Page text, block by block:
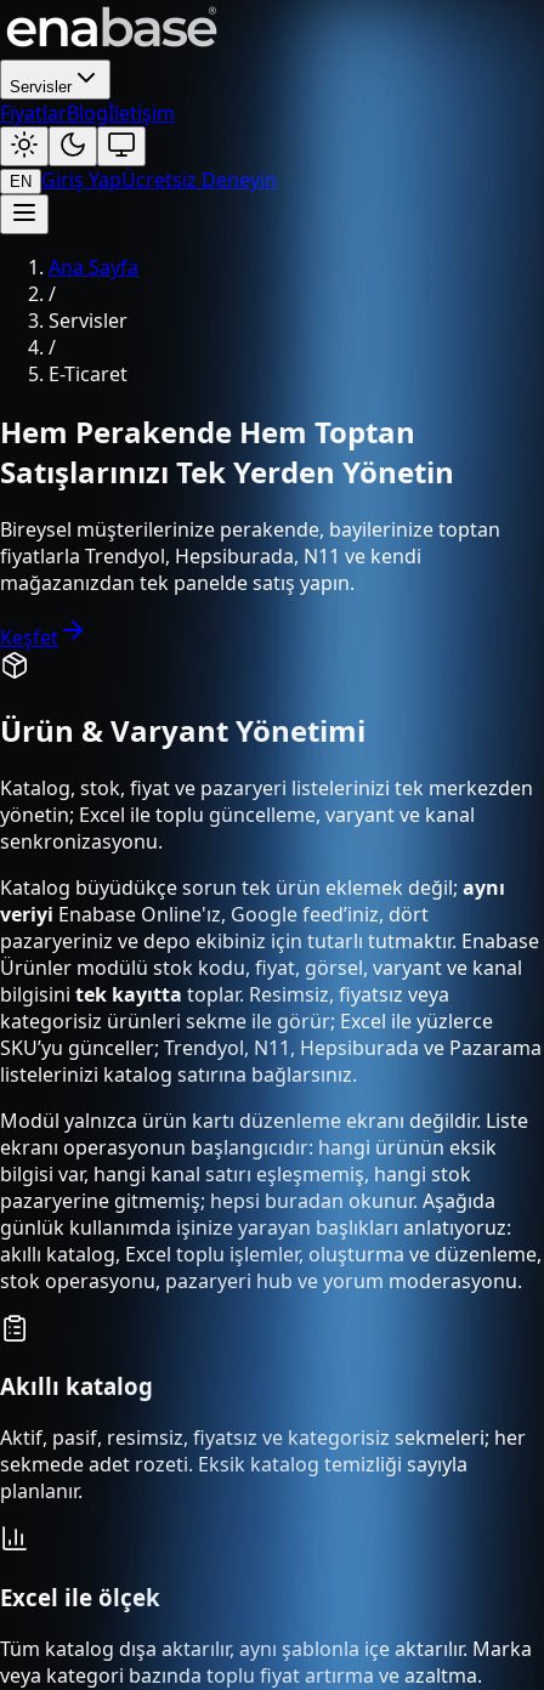
Servisler
FiyatlarBlogİletişim
EN Giriş YapÜcretsiz Deneyin
Ana Sayfa
/
Servisler
/
E-Ticaret
Hem Perakende Hem Toptan
Satışlarınızı Tek Yerden Yönetin
Bireysel müşterilerinize perakende, bayilerinize toptan
fiyatlarla Trendyol, Hepsiburada, N11 ve kendi
mağazanızdan tek panelde satış yapın.
Keşfet
Ürün & Varyant Yönetimi
Katalog, stok, fiyat ve pazaryeri listelerinizi tek merkezden
yönetin; Excel ile toplu güncelleme, varyant ve kanal
senkronizasyonu.
Katalog büyüdükçe sorun tek ürün eklemek değil; aynı
veriyi Enabase Online'ız, Google feed’iniz, dört
pazaryeriniz ve depo ekibiniz için tutarlı tutmaktır. Enabase
Ürünler modülü stok kodu, fiyat, görsel, varyant ve kanal
bilgisini tek kayıtta toplar. Resimsiz, fiyatsız veya
kategorisiz ürünleri sekme ile görür; Excel ile yüzlerce
SKU’yu günceller; Trendyol, N11, Hepsiburada ve Pazarama
listelerinizi katalog satırına bağlarsınız.
Modül yalnızca ürün kartı düzenleme ekranı değildir. Liste
ekranı operasyonun başlangıcıdır: hangi ürünün eksik
bilgisi var, hangi kanal satırı eşleşmemiş, hangi stok
pazaryerine gitmemiş; hepsi buradan okunur. Aşağıda
günlük kullanımda işinize yarayan başlıkları anlatıyoruz:
akıllı katalog, Excel toplu işlemler, oluşturma ve düzenleme,
stok operasyonu, pazaryeri hub ve yorum moderasyonu.
Akıllı katalog
Aktif, pasif, resimsiz, fiyatsız ve kategorisiz sekmeleri; her
sekmede adet rozeti. Eksik katalog temizliği sayıyla
planlanır.
Excel ile ölçek
Tüm katalog dışa aktarılır, aynı şablonla içe aktarılır. Marka
veya kategori bazında toplu fiyat artırma ve azaltma.